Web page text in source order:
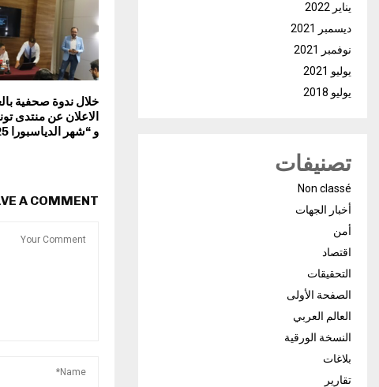
خلال ندوة صحفية
الاعلان عن منتدى
و “شهر الدياسبورا 2025”
A COMMENT
يناير 2022
ديسمبر 2021
نوفمبر 2021
يوليو 2021
يوليو 2018
تصنيفات
Non classé
أخبار الجهات
أمن
اقتصاد
التحقيقات
الصفحة الأولى
العالم العربي
النسخة الورقية
بلاغات
تقارير